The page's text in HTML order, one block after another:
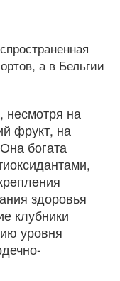
а в Бельгии
несмотря на
фрукт, на
богата
здоровья
клубники
уровня